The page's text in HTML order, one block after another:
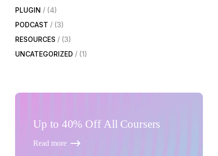
PLUGIN
(4)
PODCAST
(3)
RESOURCES
(3)
UNCATEGORIZED
(1)
Up to 40% Off All Coursers
Read more